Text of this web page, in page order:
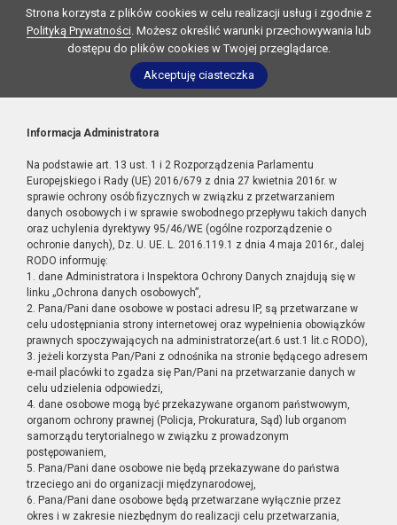
Strona korzysta z plików cookies w celu realizacji usług i zgodnie z
Polityką Prywatności. Możesz określić warunki przechowywania lub
dostępu do plików cookies w Twojej przeglądarce.
Akceptuję ciasteczka
Informacja Administratora
Na podstawie art. 13 ust. 1 i 2 Rozporządzenia Parlamentu
Europejskiego i Rady (UE) 2016/679 z dnia 27 kwietnia 2016r. w
sprawie ochrony osób fizycznych w związku z przetwarzaniem
danych osobowych i w sprawie swobodnego przepływu takich danych
oraz uchylenia dyrektywy 95/46/WE (ogólne rozporządzenie o
ochronie danych), Dz. U. UE. L. 2016.119.1 z dnia 4 maja 2016r., dalej
RODO informuję:
1. dane Administratora i Inspektora Ochrony Danych znajdują się w
linku „Ochrona danych osobowych”,
2. Pana/Pani dane osobowe w postaci adresu IP, są przetwarzane w
celu udostępniania strony internetowej oraz wypełnienia obowiązków
prawnych spoczywających na administratorze(art.6 ust.1 lit.c RODO),
3. jeżeli korzysta Pan/Pani z odnośnika na stronie będącego adresem
e-mail placówki to zgadza się Pan/Pani na przetwarzanie danych w
celu udzielenia odpowiedzi,
4. dane osobowe mogą być przekazywane organom państwowym,
organom ochrony prawnej (Policja, Prokuratura, Sąd) lub organom
samorządu terytorialnego w związku z prowadzonym
postępowaniem,
5. Pana/Pani dane osobowe nie będą przekazywane do państwa
trzeciego ani do organizacji międzynarodowej,
6. Pana/Pani dane osobowe będą przetwarzane wyłącznie przez
okres i w zakresie niezbędnym do realizacji celu przetwarzania,